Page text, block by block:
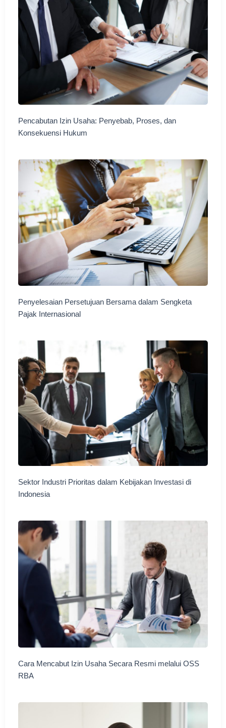
Pencabutan Izin Usaha: Penyebab, Proses, dan
Konsekuensi Hukum
Penyelesaian Persetujuan Bersama dalam Sengketa
Pajak Internasional
Sektor Industri Prioritas dalam Kebijakan Investasi di
Indonesia
Cara Mencabut Izin Usaha Secara Resmi melalui OSS
RBA